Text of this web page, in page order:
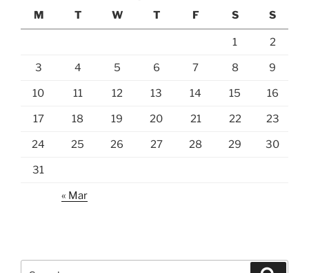
M
T W T F S S
1 2
3 4 5 6 7 8 9
10 11 12 13 14 15 16
17 18 19 20 21 22 23
24 25 26 27 28 29 30
31
« Mar